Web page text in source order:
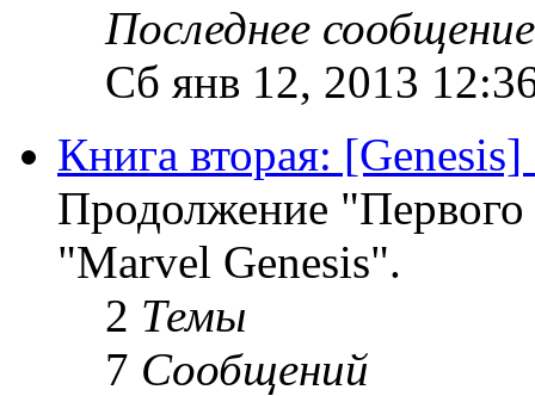
Последнее сообщение
Сб янв 12, 2013
Книга вторая:
Продолжение "Первого
"Marvel Genesis".
2 Темы
7 Сообщений